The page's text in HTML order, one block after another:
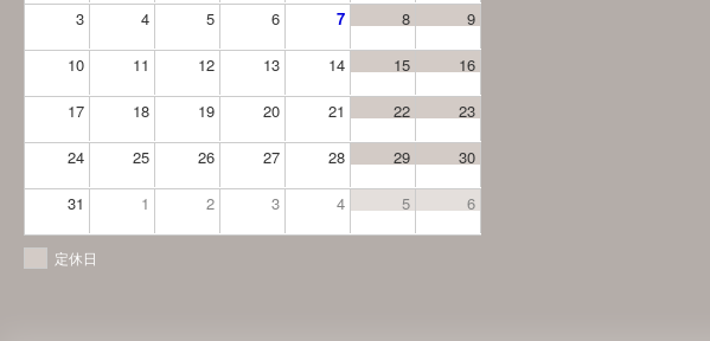
3 4 5 6 7 8 9
10 11 12 13 14 15 16
17 18 19 20 21 22 23
24 25 26 27 28 29 30
31 1 2 3 4 5 6
定休日